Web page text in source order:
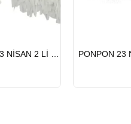
GÖNDERİ